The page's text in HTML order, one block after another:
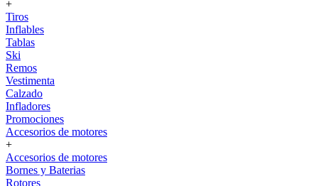
+
Tiros
Inflables
Tablas
Ski
Remos
Vestimenta
Calzado
Infladores
Promociones
Accesorios de motores
+
Accesorios de motores
Bornes y Baterias
Rotores